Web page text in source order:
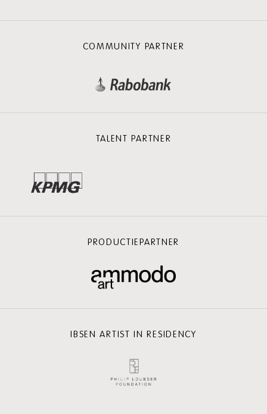
COMMUNITY PARTNER
TALENT PARTNER
PRODUCTIEPARTNER
IBSEN ARTIST IN RESIDENCY